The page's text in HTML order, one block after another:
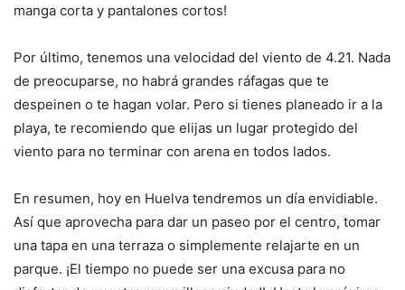
manga corta y pantalones cortos!
Por último, tenemos una velocidad del viento de 4.21. Nada
de preocuparse, no habrá grandes ráfagas que te
despeinen o te hagan volar. Pero si tienes planeado ir a la
playa, te recomiendo que elijas un lugar protegido del
viento para no terminar con arena en todos lados.
En resumen, hoy en Huelva tendremos un día envidiable.
Así que aprovecha para dar un paseo por el centro, tomar
una tapa en una terraza o simplemente relajarte en un
parque. ¡El tiempo no puede ser una excusa para no